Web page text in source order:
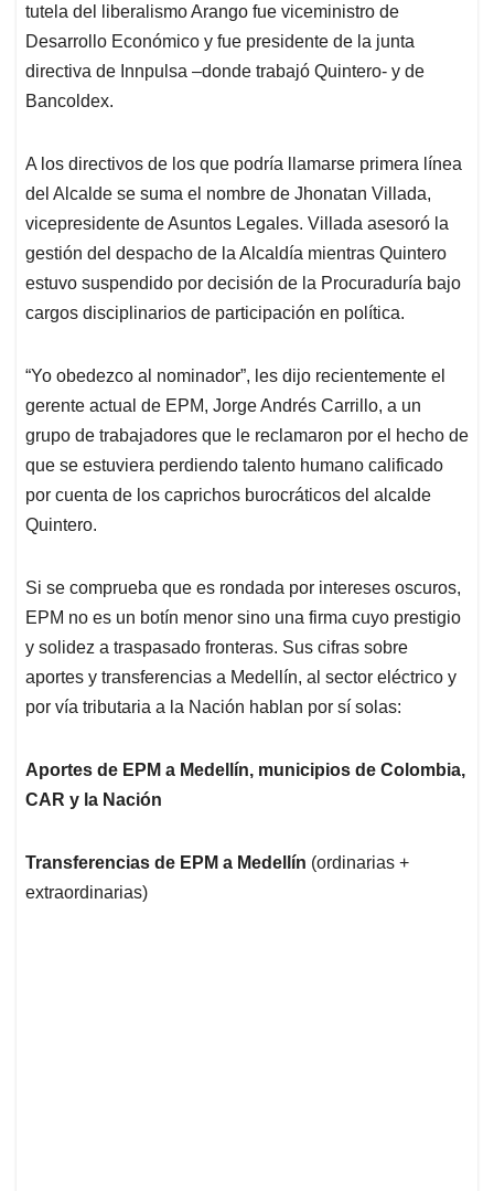
tutela del liberalismo Arango fue viceministro de
Desarrollo Económico y fue presidente de la junta
directiva de Innpulsa –donde trabajó Quintero- y de
Bancoldex.
A los directivos de los que podría llamarse primera línea
del Alcalde se suma el nombre de Jhonatan Villada,
vicepresidente de Asuntos Legales. Villada asesoró la
gestión del despacho de la Alcaldía mientras Quintero
estuvo suspendido por decisión de la Procuraduría bajo
cargos disciplinarios de participación en política.
“Yo obedezco al nominador”, les dijo recientemente el
gerente actual de EPM, Jorge Andrés Carrillo, a un
grupo de trabajadores que le reclamaron por el hecho de
que se estuviera perdiendo talento humano calificado
por cuenta de los caprichos burocráticos del alcalde
Quintero.
Si se comprueba que es rondada por intereses oscuros,
EPM no es un botín menor sino una firma cuyo prestigio
y solidez a traspasado fronteras. Sus cifras sobre
aportes y transferencias a Medellín, al sector eléctrico y
por vía tributaria a la Nación hablan por sí solas:
Aportes de EPM a Medellín, municipios de Colombia,
CAR y la Nación
Transferencias de EPM a Medellín (ordinarias +
extraordinarias)